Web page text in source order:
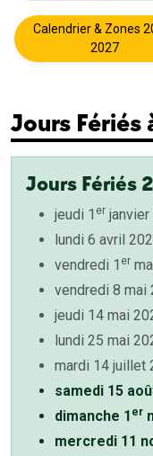
Calendrier & Zones
2027
Jours Fériés
Jours Fériés
jeudi 1 er
lundi 6 avril
vendredi 1 er
vendredi 8 mai
jeudi 14 mai
lundi 25 mai
mardi 14 juillet
samedi 15
dimanche 1 er
mercredi 11